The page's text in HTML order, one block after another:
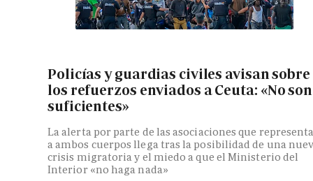
Policías y guardias civiles avisan sobre
los refuerzos enviados a Ceuta: «No son
suficientes»
La alerta por parte de las asociaciones que
a ambos cuerpos llega tras la posibilidad de una
crisis migratoria y el miedo a que el Ministerio del
Interior «no haga nada»